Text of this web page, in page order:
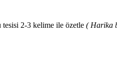
2-3 kelime ile özetle ( Harika